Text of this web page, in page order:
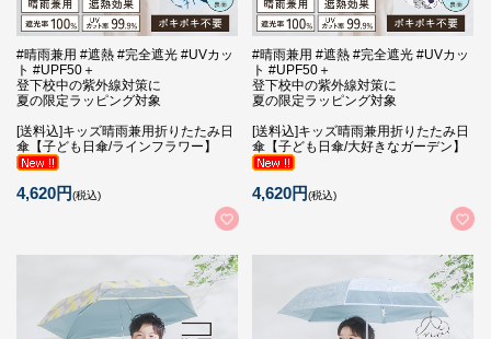
#晴雨兼用 #遮熱 #完全遮光 #UVカッ
ト #UPF50＋
登下校中の紫外線対策に
夏の限定ラッピング対象
[送料込]キッズ晴雨兼用折りたたみ日
傘【子ども日傘/ラインフラワー】
4,620円(税込)
#晴雨兼用 #遮熱 #完全遮光 #UVカッ
ト #UPF50＋
登下校中の紫外線対策に
夏の限定ラッピング対象
[送料込]キッズ晴雨兼用折りたたみ日
傘【子ども日傘/大好きなガーデン】
4,620円(税込)